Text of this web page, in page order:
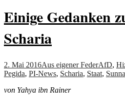
Einige Gedanken
Scharia
2. Mai 2016Aus eigener FederAfD,
Pegida, PI-News, Scharia, Staat, Sunna
von Yahya ibn Rainer